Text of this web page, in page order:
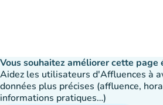
Vous souhaitez améliorer cette page
Aidez les utilisateurs d'Affluences à
données plus précises (affluence,
informations pratiques…)